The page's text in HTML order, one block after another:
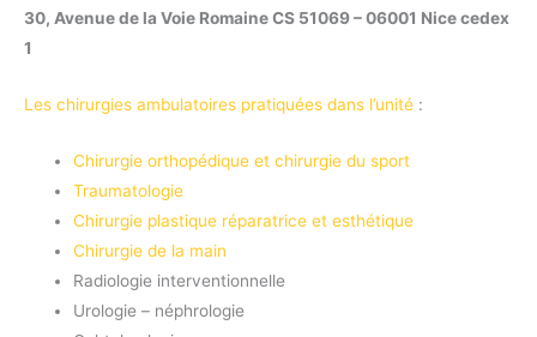
30, Avenue de la Voie RomaineCS 51069 – 06001 Nice cedex
1
Les chirurgies ambulatoires pratiquées dans l’unité :
Chirurgie orthopédique et chirurgie du sport
Traumatologie
Chirurgie plastique réparatrice et esthétique
Chirurgie de la main
Radiologie interventionnelle
Urologie – néphrologie